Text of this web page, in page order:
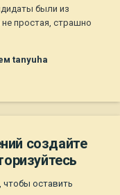
были из
простая, страшно
tanyuha
создайте
оставить